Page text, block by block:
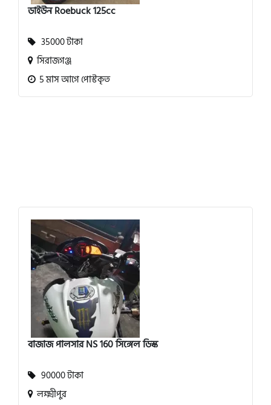
ডাইউন Roebuck 125cc
35000 টাকা
সিরাজগঞ্জ
5 মাস আগে পোস্টকৃত
বাজাজ পালসার NS 160 সিঙ্গেল ডিস্ক
90000 টাকা
লক্ষ্মীপুর